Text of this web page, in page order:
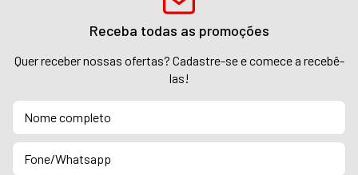
Receba todas as promoções
Quer receber nossas ofertas? Cadastre-se e comece a recebê-
las!